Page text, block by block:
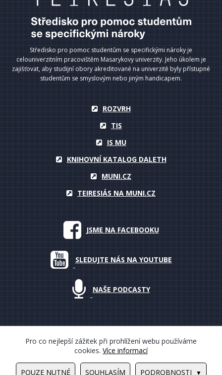
Pro co nejlepší zážitek při prohlížení webu používáme
cookies. Více informací
POUZE NUTNÉ SOUHLASÍM PODROBNOSTI
Středisko pro pomoc studentům se specifickými nároky je
celouniverzitním pracovištěm Masarykovy univerzity. Jeho úkolem je
zajišťovat, aby studijní obory akreditované na univerzitě byly přístupné
studentům se smyslovým nebo jiným handicapem.
ROZVRH
TIS
IS MU
KNIHOVNÍ KATALOG DALETH
MUNI.CZ
TEIRESIÁS NA MUNI.CZ
JSME NA FACEBOOKU
SLEDUJTE NÁS NA YOUTUBE
NAŠE PODCASTY
vyhrazena